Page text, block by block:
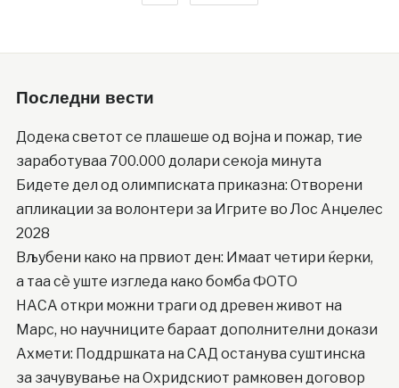
Последни вести
Додека светот се плашеше од војна и пожар, тие
заработуваа 700.000 долари секоја минута
Бидете дел од олимписката приказна: Отворени
апликации за волонтери за Игрите во Лос Анџелес
2028
Вљубени како на првиот ден: Имаат четири ќерки,
а таа сè уште изгледа како бомба ФОТО
НАСА откри можни траги од древен живот на
Марс, но научниците бараат дополнителни докази
Ахмети: Поддршката на САД останува суштинска
за зачувување на Охридскиот рамковен договор